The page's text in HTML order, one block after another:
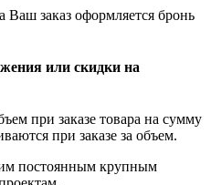
Ваш заказ оформляется бронь
или скидки на
при заказе товара на сумму
при заказе за объем.
постоянным крупным